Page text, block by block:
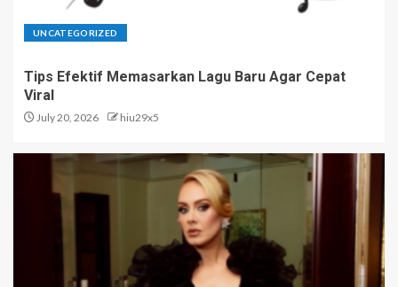
UNCATEGORIZED
Tips Efektif Memasarkan Lagu Baru Agar Cepat
Viral
July 20, 2026 hiu29x5